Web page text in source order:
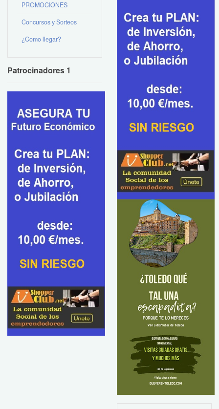
PROMOCIONES
Concursos y Sorteos
¿Como llegar?
Patrocinadores 1